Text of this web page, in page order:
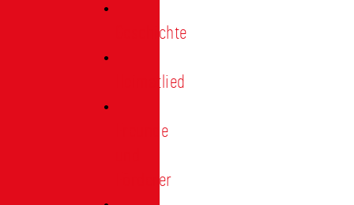
Geschichte
Heimatlied
Freunde
Förderer